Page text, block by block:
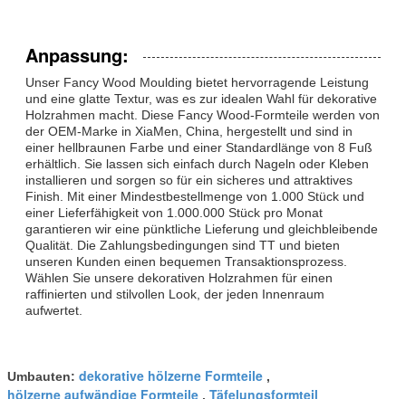
Anpassung:
Unser Fancy Wood Moulding bietet hervorragende Leistung
und eine glatte Textur, was es zur idealen Wahl für dekorative
Holzrahmen macht. Diese Fancy Wood-Formteile werden von
der OEM-Marke in XiaMen, China, hergestellt und sind in
einer hellbraunen Farbe und einer Standardlänge von 8 Fuß
erhältlich. Sie lassen sich einfach durch Nageln oder Kleben
installieren und sorgen so für ein sicheres und attraktives
Finish. Mit einer Mindestbestellmenge von 1.000 Stück und
einer Lieferfähigkeit von 1.000.000 Stück pro Monat
garantieren wir eine pünktliche Lieferung und gleichbleibende
Qualität. Die Zahlungsbedingungen sind TT und bieten
unseren Kunden einen bequemen Transaktionsprozess.
Wählen Sie unsere dekorativen Holzrahmen für einen
raffinierten und stilvollen Look, der jeden Innenraum
aufwertet.
Umbauten: dekorative hölzerne Formteile ,
hölzerne aufwändige Formteile , Täfelungsformteil